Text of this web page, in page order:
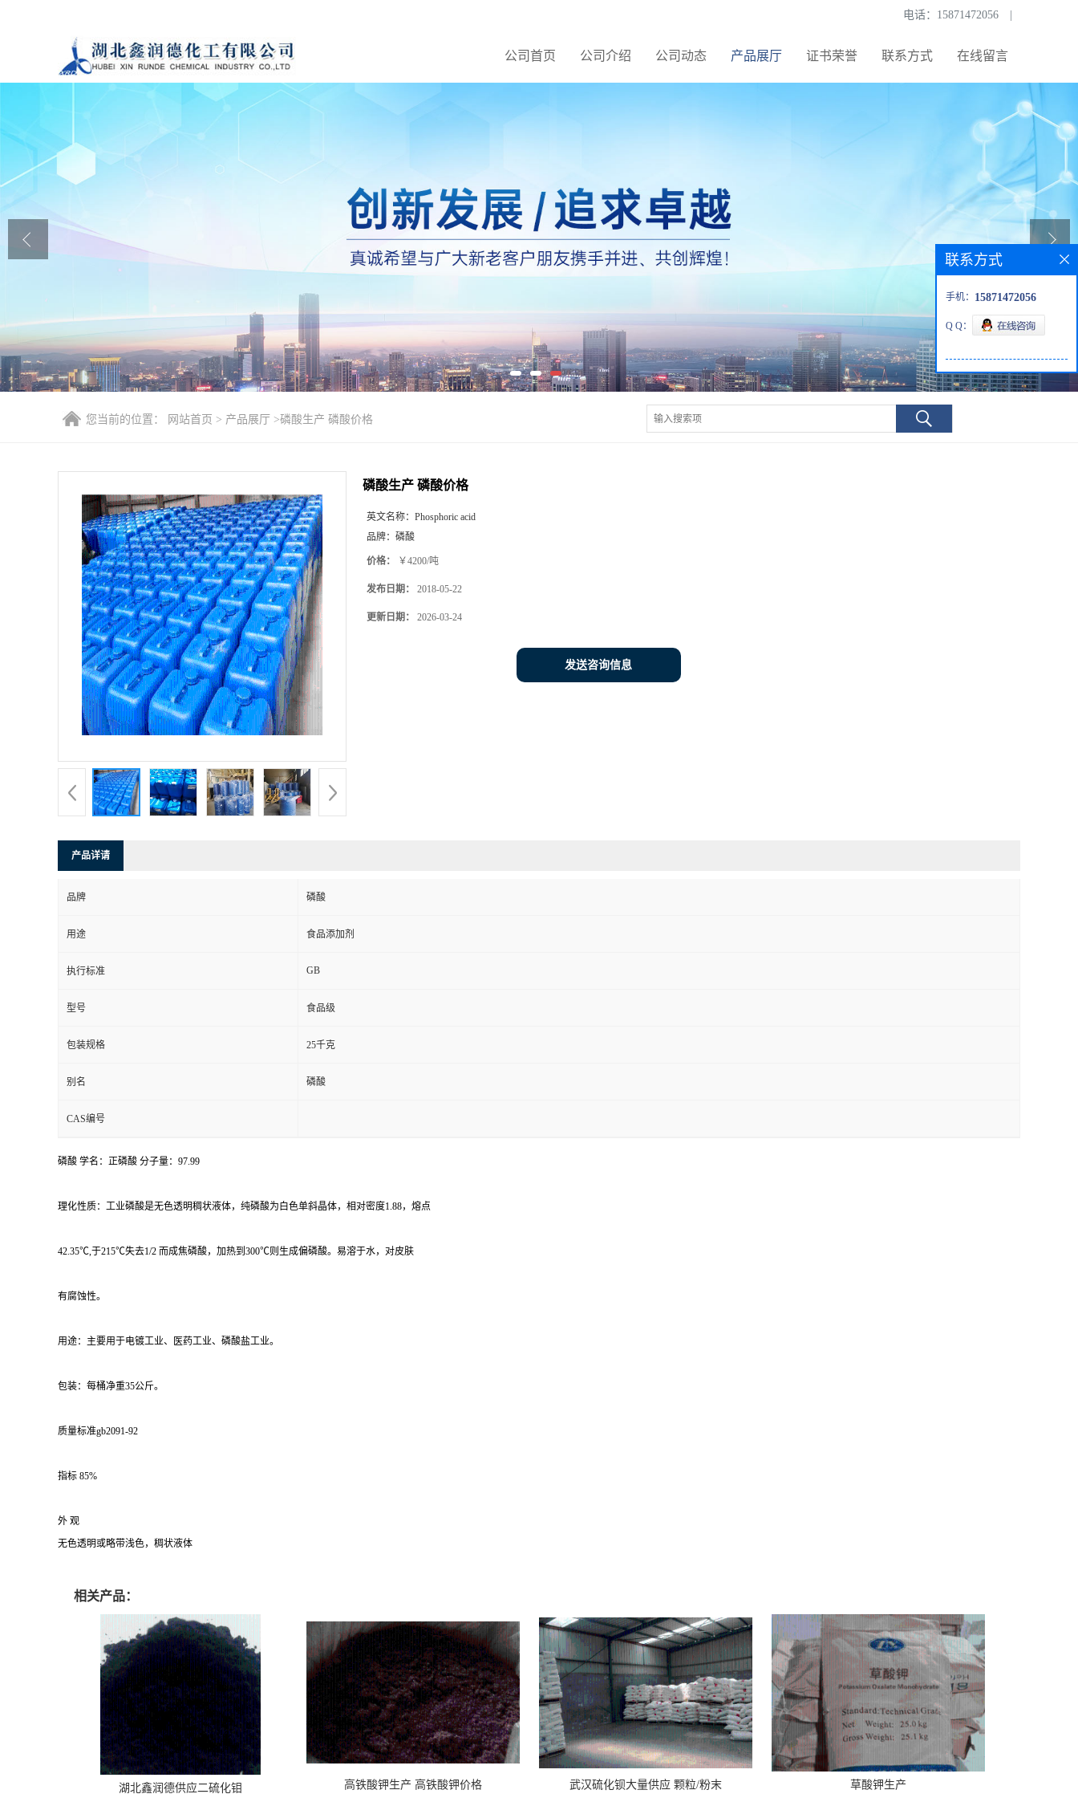
电话： 15871472056
公司首页 公司介绍 公司动态 产品展厅 证书荣誉 联系方式 在线留言
产品展厅
联系方式
您当前的位置： 网站首页 > 产品展厅 >磷酸生产 磷酸价格
磷酸生产 磷酸价格
英文名称： Phosphoric acid
品牌： 磷酸
价格： ￥4200/吨
发布日期： 2018-05-22
更新日期： 2026-03-24
发送咨询信息
产品详请
品牌 磷酸
用途 食品添加剂
执行标准 GB
型号 食品级
包装规格 25千克
别名 磷酸
CAS编号
磷酸 学名：正磷酸 分子量：97.99
理化性质：工业磷酸是无色透明稠状液体，纯磷酸为白色单斜晶体，相对密度1.88，熔点
42.35℃,于215℃失去1/2 而成焦磷酸，加热到300℃则生成偏磷酸。易溶于水，对皮肤
有腐蚀性。
用途：主要用于电镀工业、医药工业、磷酸盐工业。
包装：每桶净重35公斤。
质量标准gb2091-92
指标 85%
外 观
无色透明或略带浅色，稠状液体
相关产品：
湖北鑫润德供应二硫化钼 高铁酸钾生产 高铁酸钾价格 武汉硫化钡大量供应 颗粒/粉末 草酸钾生产
联系方式
手机： 15871472056
Q Q：